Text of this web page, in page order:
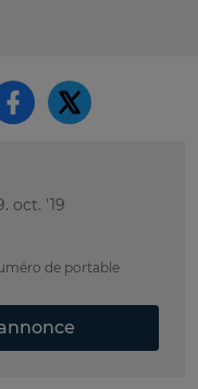
oct. '19
de portable